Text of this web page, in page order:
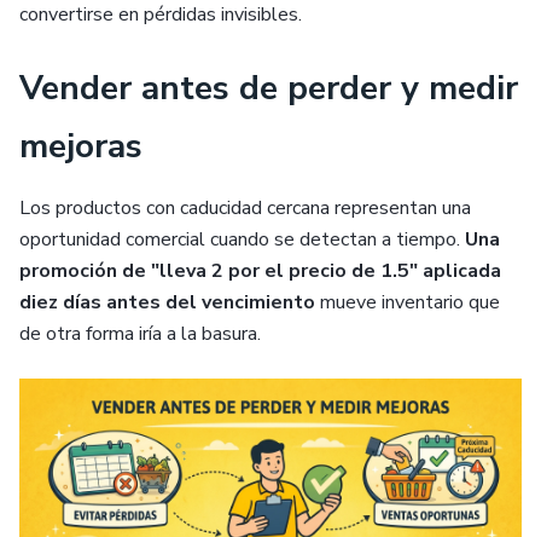
convertirse en pérdidas invisibles.
Vender antes de perder y medir
mejoras
Los productos con caducidad cercana representan una
oportunidad comercial cuando se detectan a tiempo. Una
promoción de "lleva 2 por el precio de 1.5" aplicada
diez días antes del vencimiento mueve inventario que
de otra forma iría a la basura.